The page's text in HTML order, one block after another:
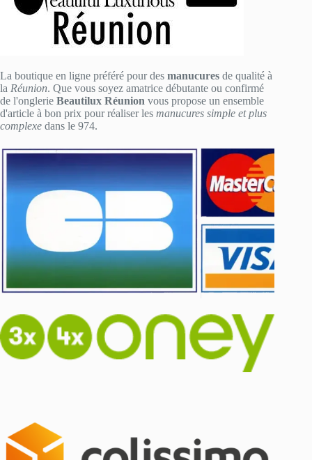
La boutique en ligne préféré pour des manucures de qualité à
la Réunion. Que vous soyez amatrice débutante ou confirmé
de l'onglerie Beautilux Réunion vous propose un ensemble
d'article à bon prix pour réaliser les manucures simple et plus
complexe dans le 974.